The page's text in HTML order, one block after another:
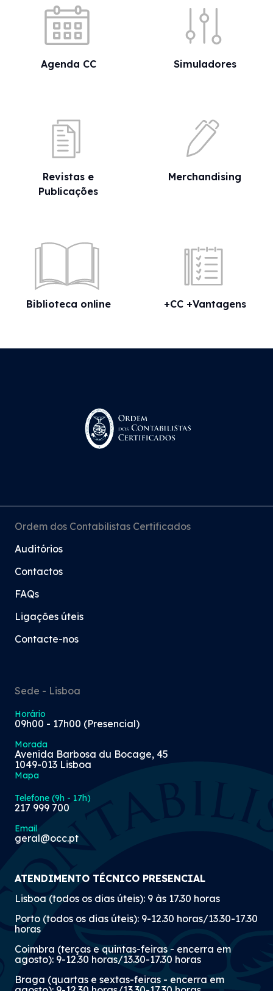
Agenda CC Simuladores
Revistas e
Publicações
Merchandising
Biblioteca online +CC +Vantagens
Ordem dos Contabilistas Certificados
Auditórios
Contactos
FAQs
Ligações úteis
Contacte-nos
Sede - Lisboa
Horário
09h00 - 17h00 (Presencial)
Morada
Avenida Barbosa du Bocage, 45
1049-013 Lisboa
Mapa
Telefone (9h - 17h)
217 999 700
Email
geral@occ.pt
ATENDIMENTO TÉCNICO PRESENCIAL
Lisboa (todos os dias úteis): 9 às 17.30 horas
Porto (todos os dias úteis): 9-12.30 horas/13.30-17.30
horas
Coimbra (terças e quintas-feiras - encerra em
agosto): 9-12.30 horas/13.30-17.30 horas
Braga (quartas e sextas-feiras - encerra em